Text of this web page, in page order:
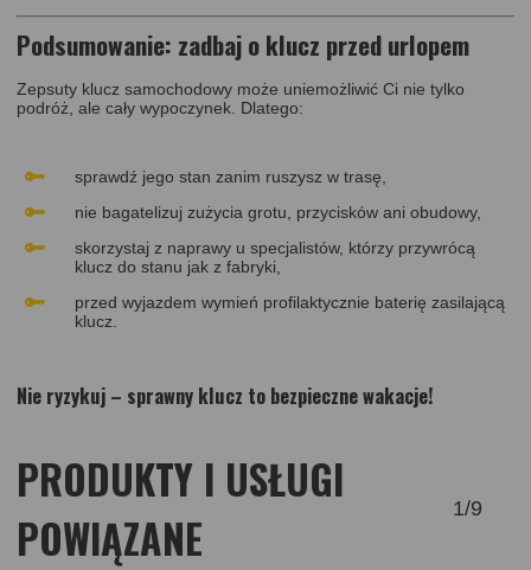
Podsumowanie: zadbaj o klucz przed urlopem
Zepsuty klucz samochodowy może uniemożliwić Ci nie tylko
podróż, ale cały wypoczynek. Dlatego:
sprawdź jego stan zanim ruszysz w trasę,
nie bagatelizuj zużycia grotu, przycisków ani obudowy,
skorzystaj z naprawy u specjalistów, którzy przywrócą
klucz do stanu jak z fabryki,
przed wyjazdem wymień profilaktycznie baterię zasilającą
klucz.
Nie ryzykuj – sprawny klucz to bezpieczne wakacje!
PRODUKTY I USŁUGI
POWIĄZANE
1/9